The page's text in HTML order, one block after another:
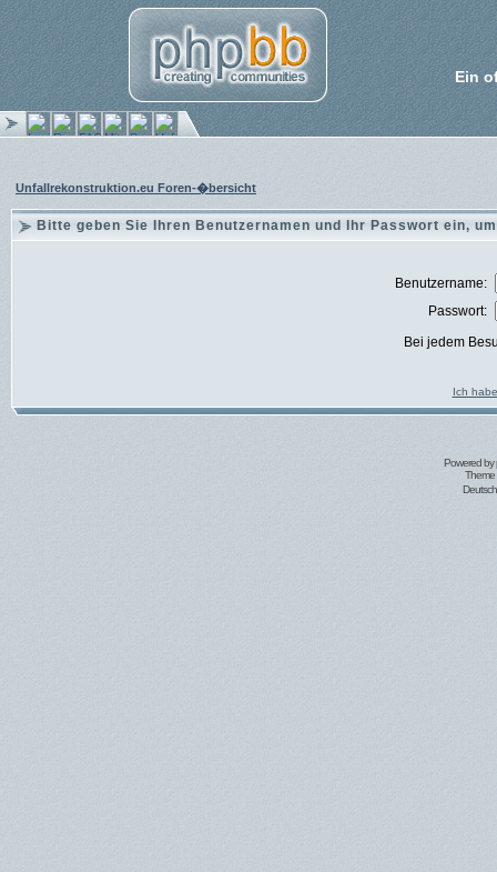
Ein
Unfallrekonstruktion.eu Foren-�bersicht
Bitte geben Sie Ihren Benutzernamen und Ihr Passwort ein,
Benutzername:
Passwort:
Bei jedem
Ich
Powered by
Theme